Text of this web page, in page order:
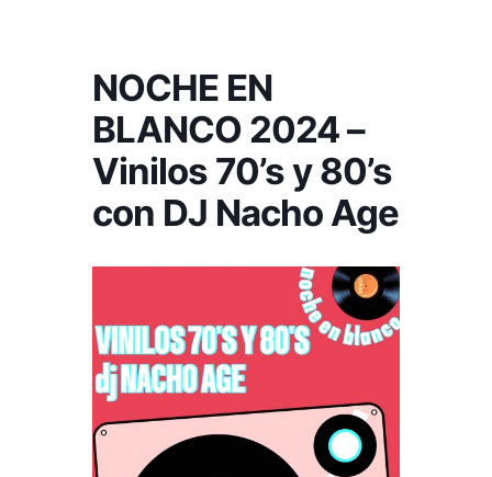
NOCHE EN
BLANCO 2024 –
Vinilos 70’s y 80’s
con DJ Nacho Age